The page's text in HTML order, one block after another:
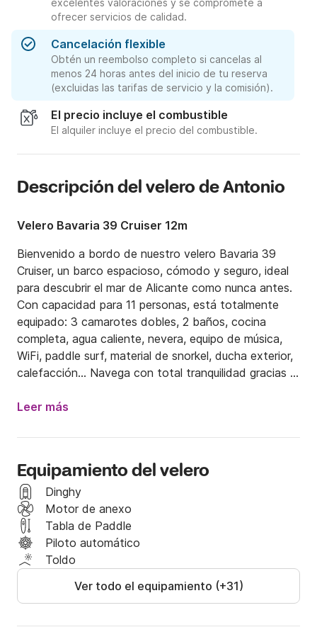
excelentes valoraciones y se compromete a
ofrecer servicios de calidad.
Cancelación flexible
Obtén un reembolso completo si cancelas al
menos 24 horas antes del inicio de tu reserva
(excluidas las tarifas de servicio y la comisión).
El precio incluye el combustible
El alquiler incluye el precio del combustible.
Descripción del velero de Antonio
Velero Bavaria 39 Cruiser 12m
Bienvenido a bordo de nuestro velero Bavaria 39
Cruiser, un barco espacioso, cómodo y seguro, ideal
para descubrir el mar de Alicante como nunca antes.
Con capacidad para 11 personas, está totalmente
equipado: 3 camarotes dobles, 2 baños, cocina
completa, agua caliente, nevera, equipo de música,
WiFi, paddle surf, material de snorkel, ducha exterior,
calefacción... Navega con total tranquilidad gracias a
actualizados.
Este barco ha sido preparado con mimo para vivir
amigos. Lo utilizamos tanto para escapadas
románticas como para salidas de aventura y
travesías a Baleares. Su estabilidad y espacio lo
hacen perfecto tanto para relajarse fondeados como
para disfrutar de la navegación a vela.
Salimos del puerto de Alicante, adaptamos el plan de
menos de una hora llegamos a calas escondidas junto
Leer más
Equipamiento del velero
Dinghy
Motor de anexo
Tabla de Paddle
Piloto automático
Toldo
Ver todo el equipamiento (+31)